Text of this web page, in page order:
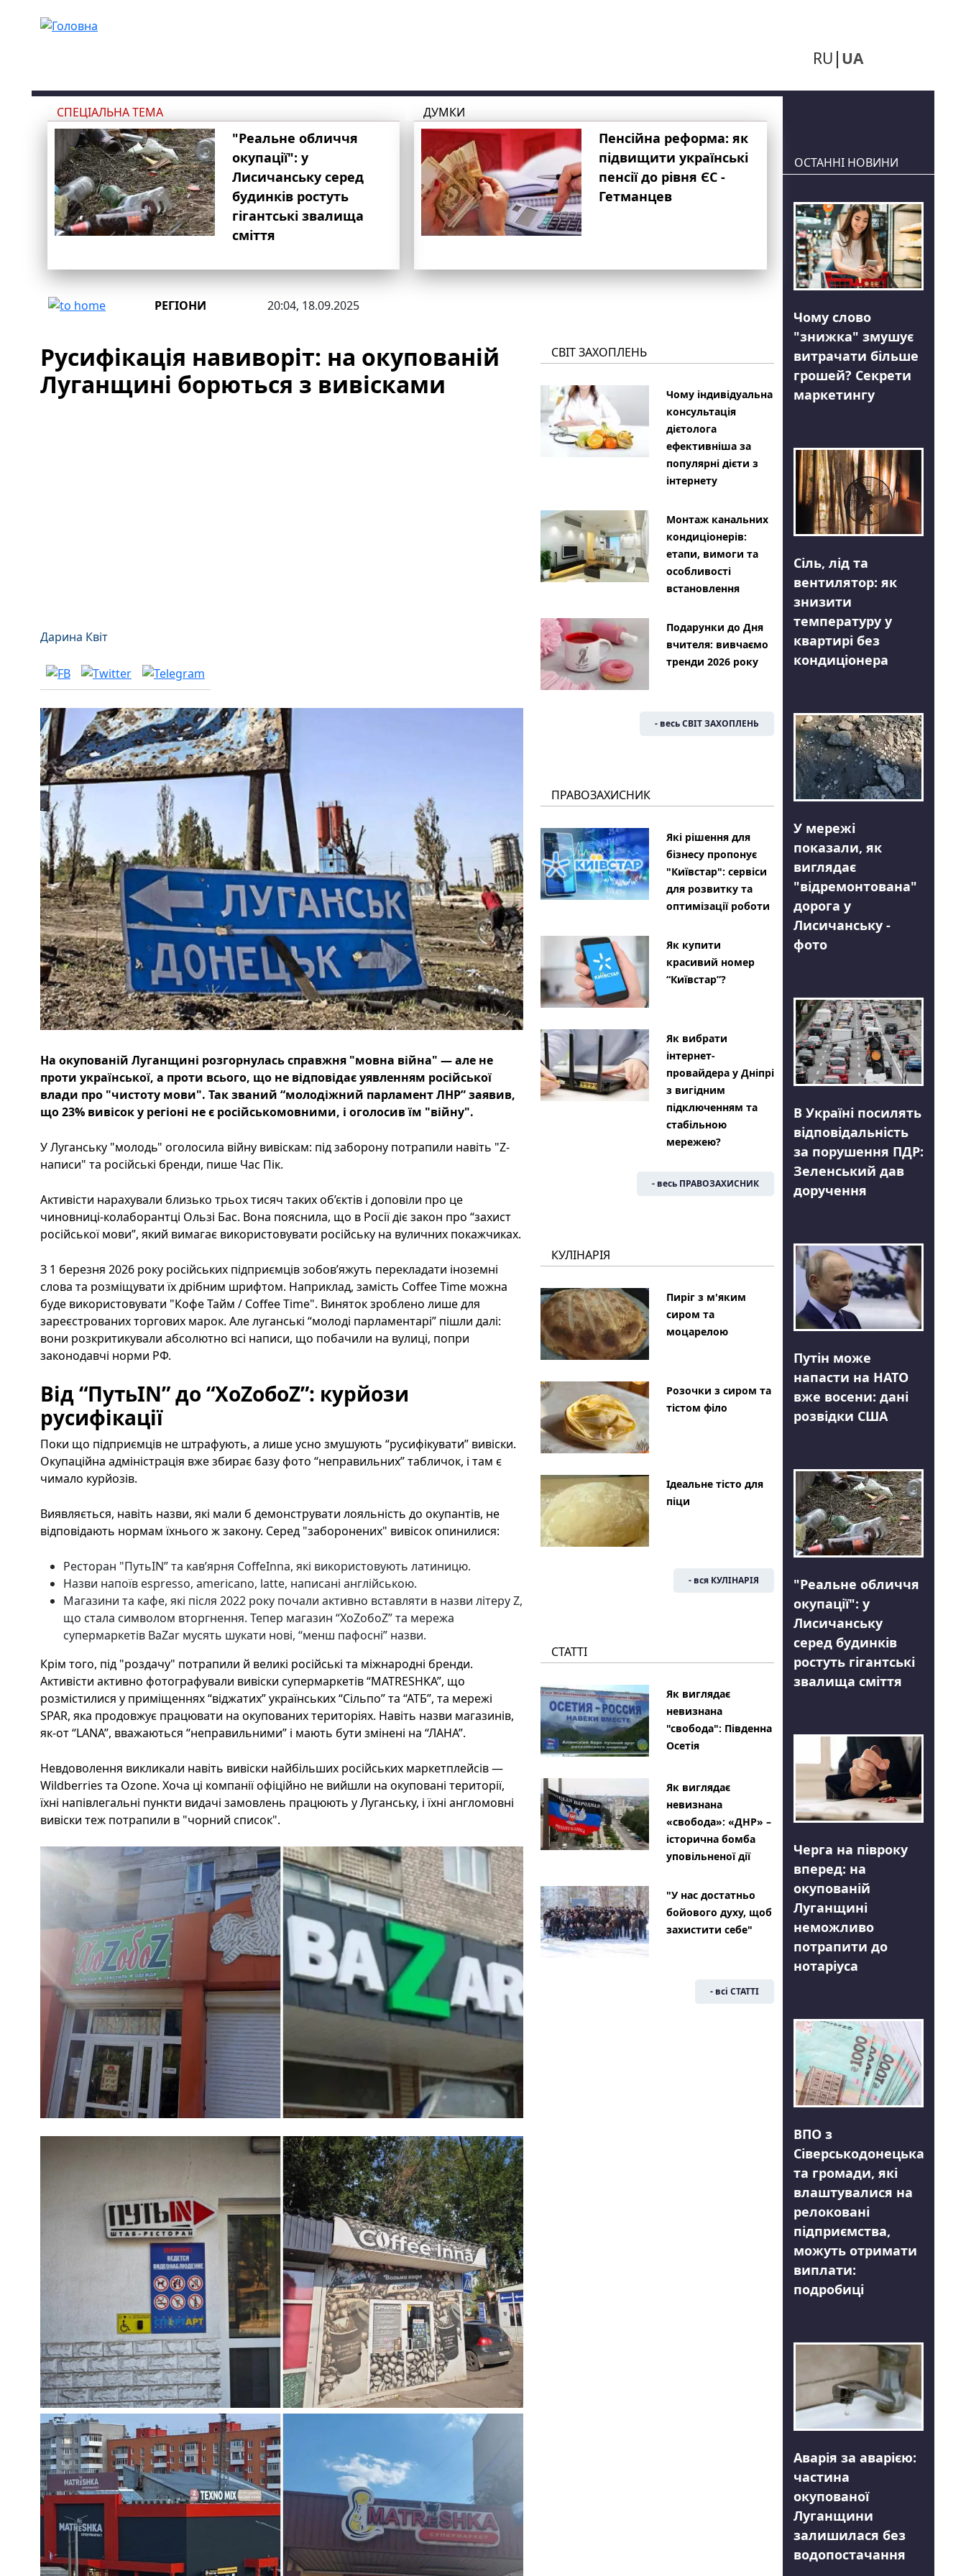
RU UA
СПЕЦІАЛЬНА ТЕМА
"Реальне обличчя
окупації": у
Лисичанську серед
будинків ростуть
гігантські звалища
сміття
ДУМКИ
Пенсійна реформа: як
підвищити українські
пенсії до рівня ЄС -
Гетманцев
РЕГІОНИ 20:04, 18.09.2025
Русифікація навиворіт: на окупованій
Луганщині борються з вивісками
Дарина Квіт
На окупованій Луганщині розгорнулась справжня "мовна війна" — але не
проти української, а проти всього, що не відповідає уявленням російської
влади про "чистоту мови". Так званий “молодіжний парламент ЛНР” заявив,
що 23% вивісок у регіоні не є російськомовними, і оголосив їм "війну".
У Луганську "молодь" оголосила війну вивіскам: під заборону потрапили навіть "Z-
написи" та російські бренди, пише Час Пік.
Активісти нарахували близько трьох тисяч таких об’єктів і доповіли про це
чиновниці-колаборантці Ользі Бас. Вона пояснила, що в Росії діє закон про “захист
російської мови”, який вимагає використовувати російську на вуличних покажчиках.
З 1 березня 2026 року російських підприємців зобов’яжуть перекладати іноземні
слова та розміщувати їх дрібним шрифтом. Наприклад, замість Coffee Time можна
буде використовувати "Кофе Тайм / Coffee Time". Виняток зроблено лише для
зареєстрованих торгових марок. Але луганські “молоді парламентарі” пішли далі:
вони розкритикували абсолютно всі написи, що побачили на вулиці, попри
законодавчі норми РФ.
Від “ПутьIN” до “ХоZобоZ”: курйози
русифікації
Поки що підприємців не штрафують, а лише усно змушують “русифікувати” вивіски.
Окупаційна адміністрація вже збирає базу фото “неправильних” табличок, і там є
чимало курйозів.
Виявляється, навіть назви, які мали б демонструвати лояльність до окупантів, не
відповідають нормам їхнього ж закону. Серед "заборонених" вивісок опинилися:
Ресторан "ПутьIN” та кав’ярня СoffeInna, які використовують латиницю.
Назви напоїв espresso, americano, latte, написані англійською.
Магазини та кафе, які після 2022 року почали активно вставляти в назви літеру Z,
що стала символом вторгнення. Тепер магазин “ХоZобоZ” та мережа
супермаркетів BaZar мусять шукати нові, “менш пафосні” назви.
Крім того, під "роздачу" потрапили й великі російські та міжнародні бренди.
Активісти активно фотографували вивіски супермаркетів “MATRESHKA”, що
розмістилися у приміщеннях “віджатих” українських “Сільпо” та “АТБ”, та мережі
SPAR, яка продовжує працювати на окупованих територіях. Навіть назви магазинів,
як-от “LANA”, вважаються “неправильними” і мають бути змінені на “ЛАНА”.
Невдоволення викликали навіть вивіски найбільших російських маркетплейсів —
Wildberries та Ozone. Хоча ці компанії офіційно не вийшли на окуповані території,
їхні напівлегальні пункти видачі замовлень працюють у Луганську, і їхні англомовні
вивіски теж потрапили в "чорний список".
СВІТ ЗАХОПЛЕНЬ
Чому індивідуальна
консультація
дієтолога
ефективніша за
популярні дієти з
інтернету
Монтаж канальних
кондиціонерів:
етапи, вимоги та
особливості
встановлення
Подарунки до Дня
вчителя: вивчаємо
тренди 2026 року
- весь СВІТ ЗАХОПЛЕНЬ
ПРАВОЗАХИСНИК
Які рішення для
бізнесу пропонує
"Київстар": сервіси
для розвитку та
оптимізації роботи
Як купити
красивий номер
“Київстар”?
Як вибрати
інтернет-
провайдера у Дніпрі
з вигідним
підключенням та
стабільною
мережею?
- весь ПРАВОЗАХИСНИК
КУЛІНАРІЯ
Пиріг з м'яким
сиром та
моцарелою
Розочки з сиром та
тістом філо
Ідеальне тісто для
піци
- вся КУЛІНАРІЯ
СТАТТІ
Як виглядає
невизнана
"свобода": Південна
Осетія
Як виглядає
невизнана
«свобода»: «ДНР» –
історична бомба
уповільненої дії
"У нас достатньо
бойового духу, щоб
захистити себе"
- всі СТАТТІ
ОСТАННІ НОВИНИ
Чому слово
"знижка" змушує
витрачати більше
грошей? Секрети
маркетингу
Сіль, лід та
вентилятор: як
знизити
температуру у
квартирі без
кондиціонера
У мережі
показали, як
виглядає
"відремонтована"
дорога у
Лисичанську -
фото
В Україні посилять
відповідальність
за порушення ПДР:
Зеленський дав
доручення
Путін може
напасти на НАТО
вже восени: дані
розвідки США
"Реальне обличчя
окупації": у
Лисичанську
серед будинків
ростуть гігантські
звалища сміття
Черга на півроку
вперед: на
окупованій
Луганщині
неможливо
потрапити до
нотаріуса
ВПО з
Сіверськодонецька
та громади, які
влаштувалися на
релоковані
підприємства,
можуть отримати
виплати:
подробиці
Аварія за аварією:
частина
окупованої
Луганщини
залишилася без
водопостачання